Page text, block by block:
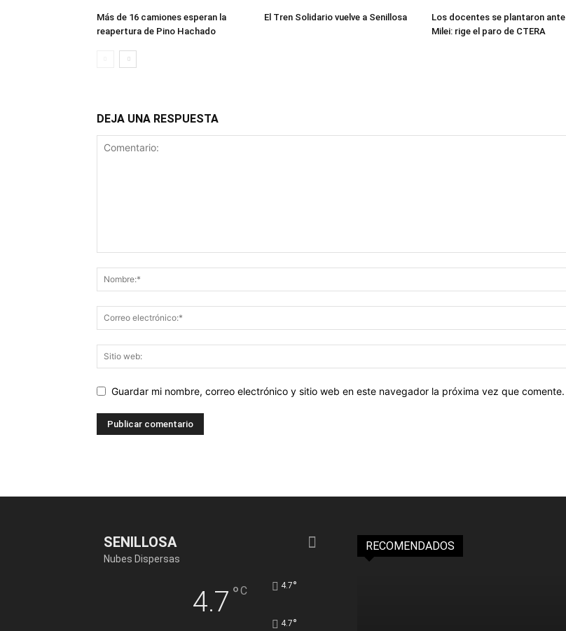
Más de 16 camiones esperan la
reapertura de Pino Hachado
El Tren Solidario vuelve a Senillosa
Los docentes se plantaron ante
Milei: rige el paro de CTERA
DEJA UNA RESPUESTA
Guardar mi nombre, correo electrónico y sitio web en este navegador la próxima vez que comente.
SENILLOSA
Nubes Dispersas
4.7 °C 4.7°
4.7°
RECOMENDADOS